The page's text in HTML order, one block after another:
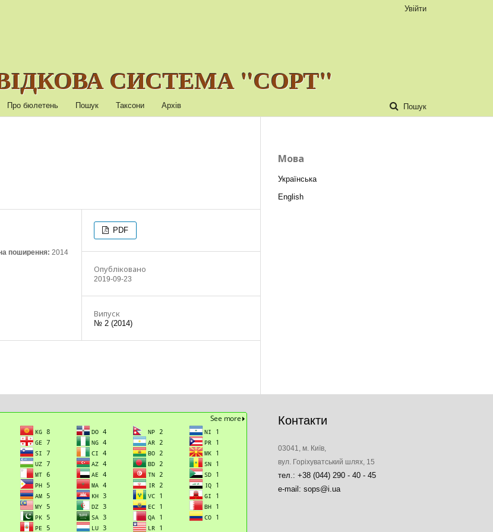
СИСТЕМА "СОРТ"
Про бюлетень Пошук Таксони Архів Пошук
Увійти
на поширення: 2014
PDF
Опубліковано
2019-09-23
Випуск
№ 2 (2014)
Мова
Українська
English
Контакти
03041, м. Київ,
вул. Горіхуватський шлях, 15
тел.: +38 (044) 290 - 40 - 45
e-mail: sops@i.ua